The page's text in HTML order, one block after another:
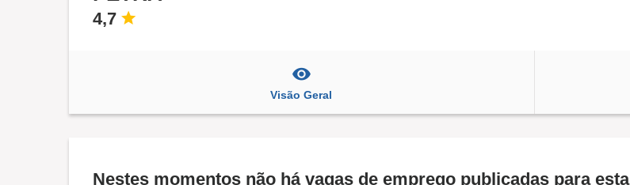
4,7
Visão Geral
Nestes momentos não há vagas de emprego publicadas para esta